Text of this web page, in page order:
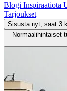
Blogi Inspiraatiota
Tarjoukset
Sisusta nyt, saat 3
Normaalihintaiset